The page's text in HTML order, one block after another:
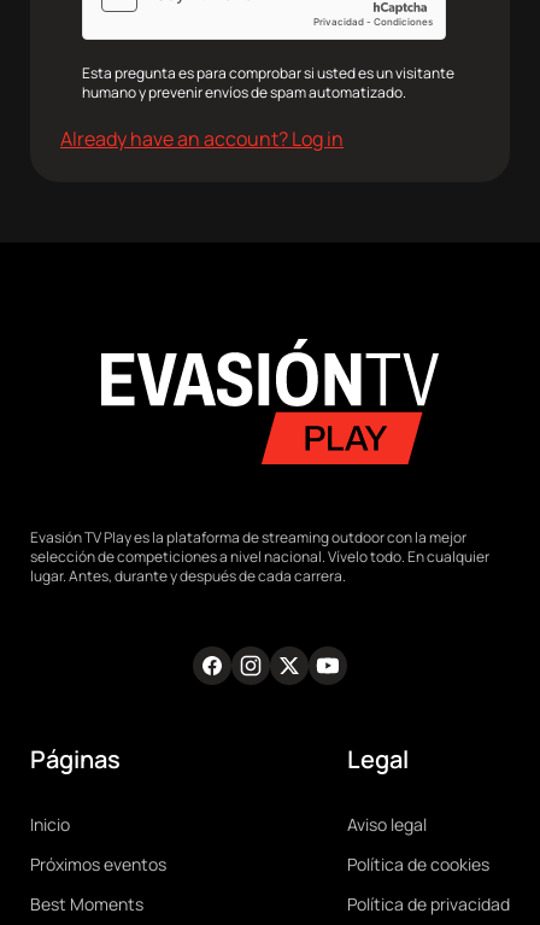
Esta pregunta es para comprobar si usted es un visitante
humano y prevenir envíos de spam automatizado.
Already have an account? Log in
Evasión TV Play es la plataforma de streaming outdoor con la mejor
selección de competiciones a nivel nacional. Vívelo todo. En cualquier
lugar. Antes, durante y después de cada carrera.
RRSS
FacebookInstagram
TwitterYoutube
Páginas
Main
navigation
Inicio
Próximos eventos
Best Moments
Legal
Legal
Aviso legal
Política de cookies
Política de privacidad
RRSSYoutube